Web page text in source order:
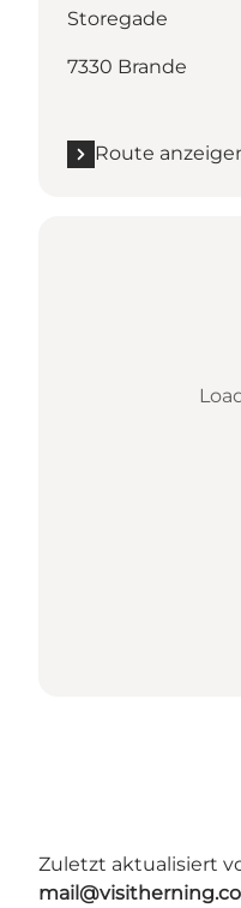
Storegade
7330 Brande
Route
Zuletzt aktualisiert